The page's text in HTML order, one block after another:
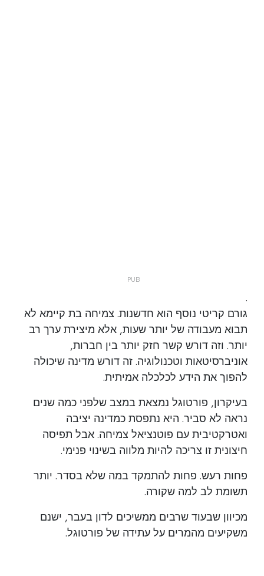
.
גורם קריטי נוסף הוא חדשנות. צמיחה בת קיימא לא
תבוא מעבודה של יותר שעות, אלא מיצירת ערך רב
יותר. וזה דורש קשר חזק יותר בין חברות,
אוניברסיטאות וטכנולוגיה. זה דורש מדינה שיכולה
להפוך את הידע לכלכלה אמיתית.
בעיקרון, פורטוגל נמצאת במצב שלפני כמה שנים
נראה לא סביר. היא נתפסת כמדינה יציבה
ואטרקטיבית עם פוטנציאל צמיחה. אבל תפיסה
חיצונית זו צריכה להיות מלווה בשינוי פנימי.
פחות רעש. פחות להתמקד במה שלא בסדר. יותר
תשומת לב למה שקורה.
מכיוון שבעוד שרבים ממשיכים לדון בעבר, ישנם
משקיעים מהמרים על עתידה של פורטוגל.